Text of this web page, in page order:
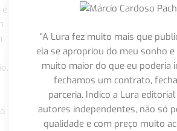
“A Lura fez muito mais que
ela se apropriou do meu sonho
muito maior do que eu poderia
fechamos um contrato,
parceria. Indico a Lura
autores independentes, não só
qualidade e com preço muito